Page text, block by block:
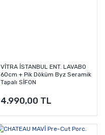
VİTRA İSTANBUL ENT. LAVABO
60cm + Pik Döküm Byz Seramik
Tapalı SİFON
4.990,00 TL